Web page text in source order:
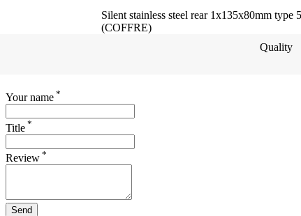
Silent stainless steel rear 1x135x80mm
(COFFRE)
Quality
Your name *
Title *
Review *
Send